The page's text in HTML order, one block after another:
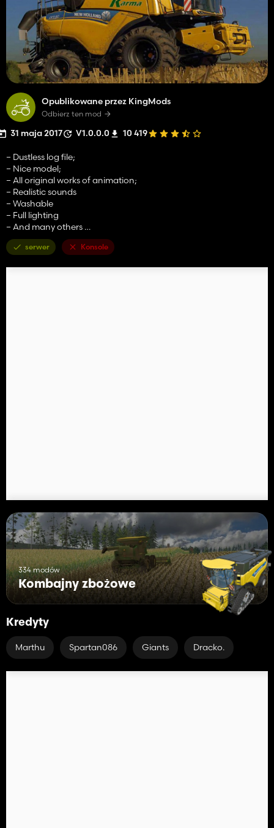
Opublikowane przez KingMods
Odbierz ten mod
31 maja 2017 V1.0.0.0 10 419
– Dustless log file;
– Nice model;
– All original works of animation;
– Realistic sounds
– Washable
– Full lighting
– And many others …
serwer Konsole
334 modów
Kombajny zbożowe
Kredyty
Marthu Spartan086 Giants Dracko.